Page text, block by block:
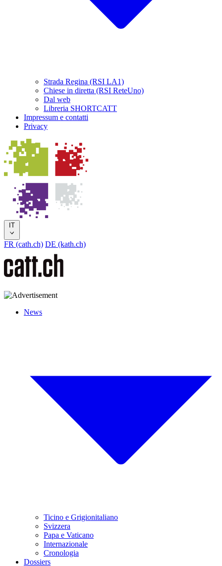
Strada Regina (RSI LA1)
Chiese in diretta (RSI ReteUno)
Dal web
Libreria SHORTCATT
Impressum e contatti
Privacy
IT
FR (cath.ch) DE (kath.ch)
News
Ticino e Grigionitaliano
Svizzera
Papa e Vaticano
Internazionale
Cronologia
Dossiers